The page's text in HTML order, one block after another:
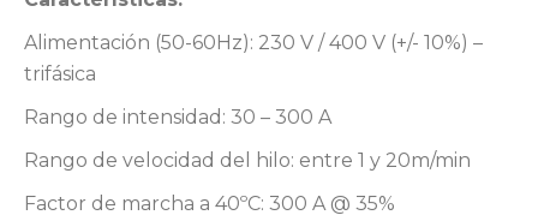
Alimentación (50-60Hz): 230 V / 400 V (+/- 10%) –
trifásica
Rango de intensidad: 30 – 300 A
Rango de velocidad del hilo: entre 1 y 20m/min
Factor de marcha a 40ºC: 300 A @ 35%